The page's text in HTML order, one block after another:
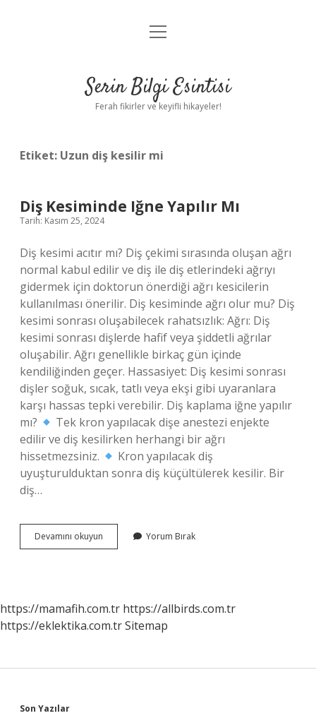
Anasayfa
Yasal Uyarı
menüyü
Serin Bilgi Esintisi
Ferah fikirler ve keyifli hikayeler!
Etiket: Uzun diş kesilir mi
Diş Kesiminde Iğne Yapılır Mı
Tarih: Kasım 25, 2024
Diş kesimi acıtır mı? Diş çekimi sırasında oluşan ağrı
normal kabul edilir ve diş ile diş etlerindeki ağrıyı
gidermek için doktorun önerdiği ağrı kesicilerin
kullanılması önerilir. Diş kesiminde ağrı olur mu? Diş
kesimi sonrası oluşabilecek rahatsızlık: Ağrı: Diş
kesimi sonrası dişlerde hafif veya şiddetli ağrılar
oluşabilir. Ağrı genellikle birkaç gün içinde
kendiliğinden geçer. Hassasiyet: Diş kesimi sonrası
dişler soğuk, sıcak, tatlı veya ekşi gibi uyaranlara
karşı hassas tepki verebilir. Diş kaplama iğne yapılır
mı?
Tek kron yapılacak dişe anestezi enjekte
edilir ve diş kesilirken herhangi bir ağrı
hissetmezsiniz.
Kron yapılacak diş
uyuşturulduktan sonra diş küçültülerek kesilir. Bir
diş…
Devamını okuyun
Kesiminde
Yorum Bırak
https://mamafih.com.tr https://allbirds.com.tr
https://eklektika.com.trSitemap
Son Yazılar